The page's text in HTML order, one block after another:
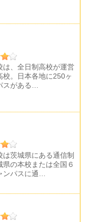
は、全日制高校が運営
校。日本各地に250ヶ
スがある…
茨城県にある通信制
の本校または全国６
ンパスに通…